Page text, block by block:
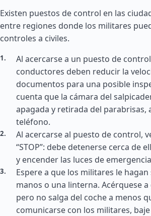
Existen puestos de control en las
entre regiones donde los militares
controles a civiles.
Al acercarse a un puesto de
conductores deben reducir la
documentos para una posible
cuenta que la cámara del
apagada y retirada del parabrisas,
teléfono.
Al acercarse al puesto de control,
“STOP”: debe detenerse cerca de
y encender las luces de
Espere a que los militares le hagan
manos o una linterna. Acérquese
pero no salga del coche a menos
comunicarse con los militares,